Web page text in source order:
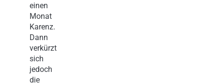
einen
Monat
Karenz.
Dann
verkürzt
sich
jedoch
die